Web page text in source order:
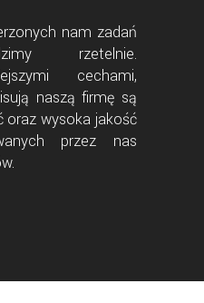
nam zadań
rzetelnie.
cechami,
naszą firmę są
oraz wysoka jakość
przez nas